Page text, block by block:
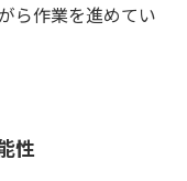
ら作業を進めてい
性